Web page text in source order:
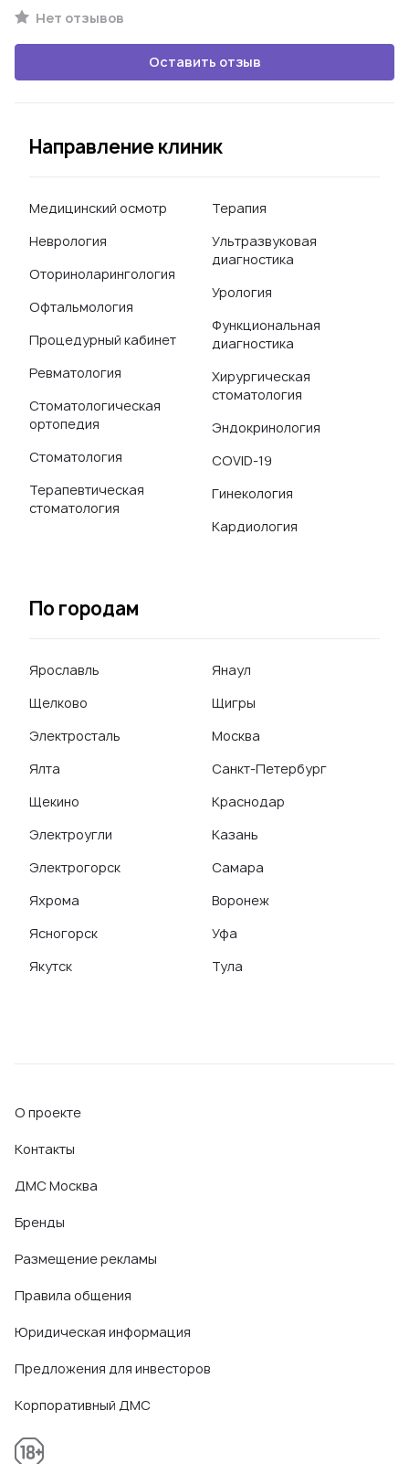
Нет отзывов
Оставить отзыв
Направление клиник
Медицинский осмотр
Неврология
Оториноларингология
Офтальмология
Процедурный кабинет
Ревматология
Стоматологическая
ортопедия
Стоматология
Терапевтическая
стоматология
Терапия
Ультразвуковая
диагностика
Урология
Функциональная
диагностика
Хирургическая
стоматология
Эндокринология
COVID-19
Гинекология
Кардиология
По городам
Ярославль
Щелково
Электросталь
Ялта
Щекино
Электроугли
Электрогорск
Яхрома
Ясногорск
Якутск
Янаул
Щигры
Москва
Санкт-Петербург
Краснодар
Казань
Самара
Воронеж
Уфа
Тула
О проекте
Контакты
ДМС Москва
Бренды
Размещение рекламы
Правила общения
Юридическая информация
Предложения для инвесторов
Корпоративный ДМС